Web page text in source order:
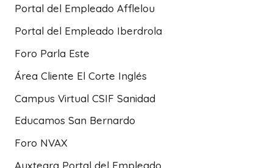
Portal del Empleado Afflelou
Portal del Empleado Iberdrola
Foro Parla Este
Área Cliente El Corte Inglés
Campus Virtual CSIF Sanidad
Educamos San Bernardo
Foro NVAX
Auxtegra Portal del Empleado